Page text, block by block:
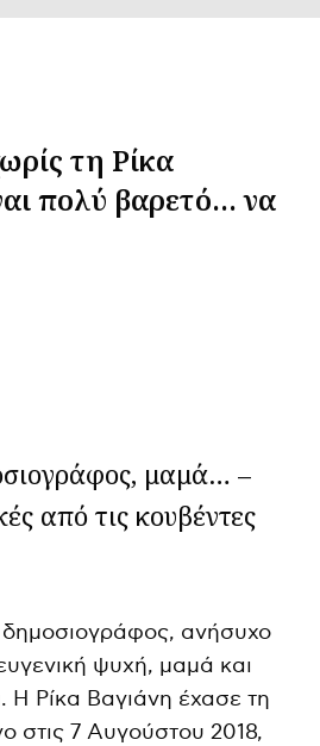
τη Ρίκα
πολύ βαρετό… να
μαμά… –
από τις κουβέντες
δημοσιογράφος, ανήσυχο
ψυχή, μαμά και
Η Ρίκα Βαγιάνη έχασε τη
στις 7 Αυγούστου 2018,